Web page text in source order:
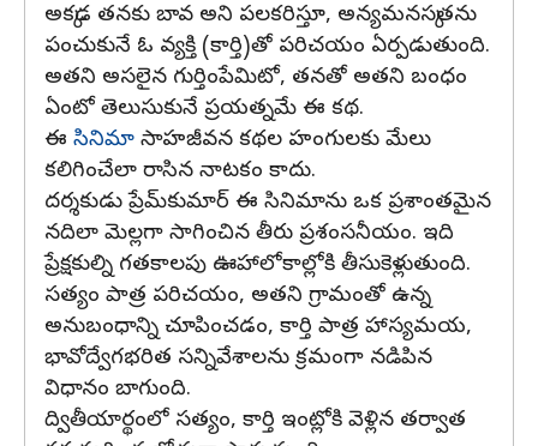
అక్కడ తనకు బావ అని పలకరిస్తూ, అన్యమనస్కతను
పంచుకునే ఓ వ్యక్తి (కార్తి)తో పరిచయం ఏర్పడుతుంది.
అతని అసలైన గుర్తింపేమిటో, తనతో అతని బంధం
ఏంటో తెలుసుకునే ప్రయత్నమే ఈ కథ.
ఈ సినిమా సాహజీవన కథల హంగులకు మేలు
కలిగించేలా రాసిన నాటకం కాదు.
దర్శకుడు ప్రేమ్‌కుమార్ ఈ సినిమాను ఒక ప్రశాంతమైన
నదిలా మెల్లగా సాగించిన తీరు ప్రశంసనీయం. ఇది
ప్రేక్షకుల్ని గతకాలపు ఊహాలోకాల్లోకి తీసుకెళ్లుతుంది.
సత్యం పాత్ర పరిచయం, అతని గ్రామంతో ఉన్న
అనుబంధాన్ని చూపించడం, కార్తి పాత్ర హాస్యమయ,
భావోద్వేగభరిత సన్నివేశాలను క్రమంగా నడిపిన
విధానం బాగుంది.
ద్వితీయార్థంలో సత్యం, కార్తి ఇంట్లోకి వెళ్లిన తర్వాత